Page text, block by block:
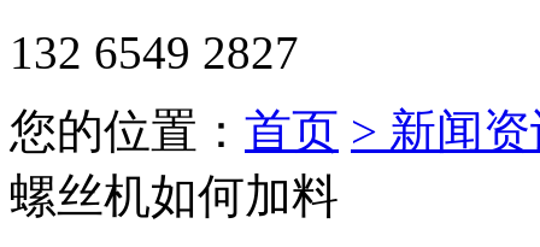
132 6549 2827
您的位置： 首页 > 新闻
螺丝机如何加料